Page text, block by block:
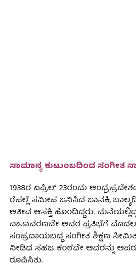
ಸಾಮಾನ್ಯ ಕುಟುಂಬದಿಂದ ಸಂಗೀತ
1938ರ ಏಪ್ರಿಲ್ 23ರಂದು
ರೆಪಲ್ಲೆ ಸಮೀಪ ಜನಿಸಿದ ಜಾನಕಿ,
ಅತೀವ ಆಸಕ್ತಿ ಹೊಂದಿದ್ದರು.
ವಾತಾವರಣವೇ ಅವರ ಪ್ರತಿಭೆಗೆ ಮೊದಲ
ಸಂಪ್ರದಾಯಬದ್ಧ ಸಂಗೀತ ಶಿಕ್ಷಣ
ನೀಡಿದ ಸಹಜ ಕಂಠವೇ ಅವರನ್ನು
ರೂಪಿಸಿತು.